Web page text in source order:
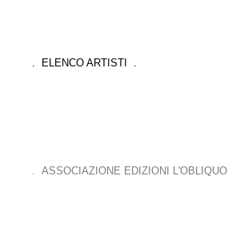
. ELENCO ARTISTI .
. ASSOCIAZIONE EDIZIONI